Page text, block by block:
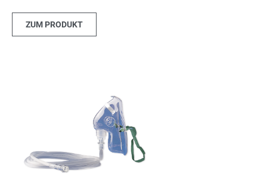
ZUM PRODUKT